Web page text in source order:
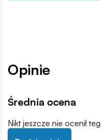
Opinie
Średnia ocena
Nikt jeszcze nie ocenił